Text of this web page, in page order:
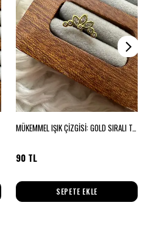
MÜKEMMEL IŞIK ÇİZGİSİ: GOLD SIRALI TAŞLI PIERCING
90 TL
SEPETE EKLE